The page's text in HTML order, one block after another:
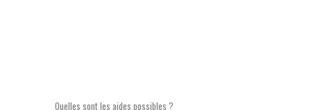
Quelles sont les aides possibles ?